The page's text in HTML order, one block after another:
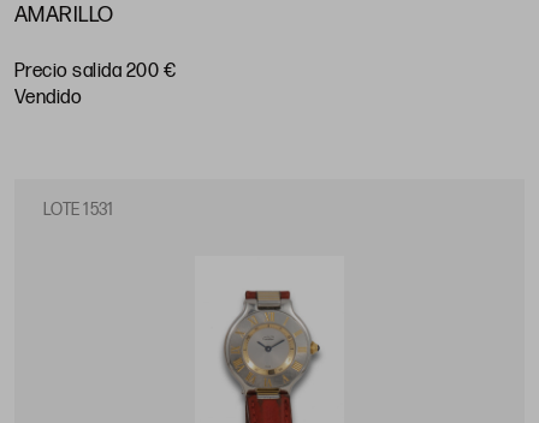
AMARILLO
Precio salida 200 €
vendido
LOTE 1531